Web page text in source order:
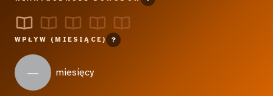
WPŁYW (MIESIĄCE) ?
— miesięcy